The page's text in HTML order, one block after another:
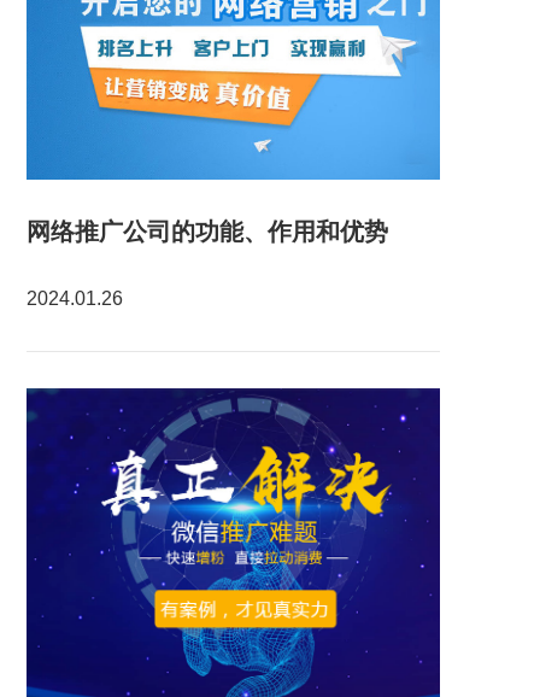
网络推广公司的功能、作用和优势
2024.01.26